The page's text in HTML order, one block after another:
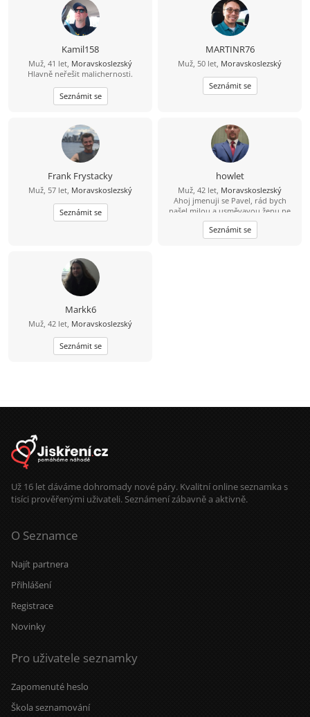
Kamil158
Muž, 41 let, Moravskoslezský
Hlavně neřešit malichernosti.
Seznámit se
MARTINR76
Muž, 50 let, Moravskoslezský
Seznámit se
Frank Frystacky
Muž, 57 let, Moravskoslezský
Seznámit se
howlet
Muž, 42 let, Moravskoslezský
Ahoj jmenuji se Pavel, rád bych
našel milou a usměvavou ženu ne
jen na pokec ale pokud možno i na
vážný vztah mezi 26 a 49 lety, pokud
budeš chtít ozvi se, budu moc rád
Seznámit se
Markk6
Muž, 42 let, Moravskoslezský
Seznámit se
Už 16 let dáváme dohromady nové páry. Kvalitní online seznamka s
tisíci prověřenými uživateli. Seznámení zábavně a aktivně.
O Seznamce
Najít partnera
Přihlášení
Registrace
Novinky
Pro uživatele seznamky
Zapomenuté heslo
Škola seznamování